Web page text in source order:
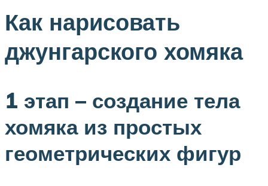
Как нарисовать
джунгарского хомяка
1 этап – создание тела
хомяка из простых
геометрических фигур